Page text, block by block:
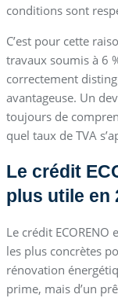
conditions sont
C’est pour cette
travaux soumis à 6
correctement
avantageuse. Un
toujours de
quel taux de TVA
Le crédit
plus utile en
Le crédit ECORENO
les plus concrètes
rénovation
prime, mais d’un